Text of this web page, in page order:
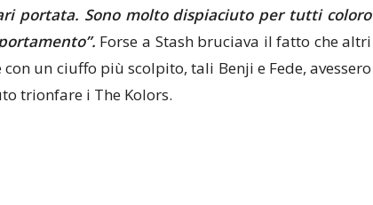
portata. Sono molto dispiaciuto per tutti coloro
Forse a Stash bruciava il fatto che altri
un ciuffo più scolpito, tali Benji e Fede, avessero
trionfare i The Kolors.